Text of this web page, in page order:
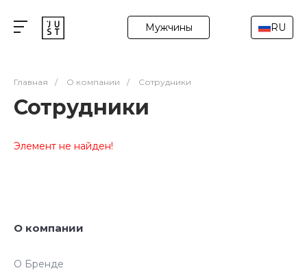
Мужчины RU
Главная / О компании / Сотрудники
Сотрудники
Элемент не найден!
О компании
О Бренде